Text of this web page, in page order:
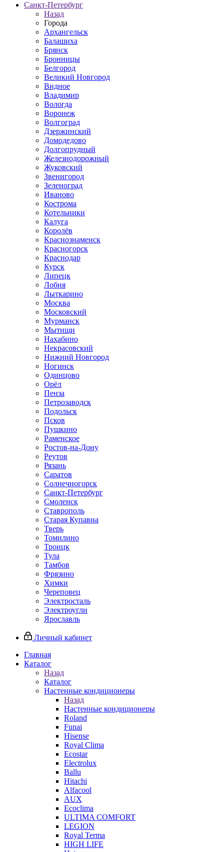
Санкт-Петербург
Назад
Города
Архангельск
Балашиха
Брянск
Бронницы
Белгород
Великий Новгород
Видное
Владимир
Вологда
Воронеж
Волгоград
Дзержинский
Домодедово
Долгопрудный
Железнодорожный
Жуковский
Звенигород
Зеленоград
Иваново
Кострома
Котельники
Калуга
Королёв
Краснознаменск
Красногорск
Краснодар
Курск
Липецк
Лобня
Лыткарино
Москва
Московский
Мурманск
Мытищи
Нахабино
Некрасовский
Нижний Новгород
Ногинск
Одинцово
Орёл
Пенза
Петрозаводск
Подольск
Псков
Пушкино
Раменское
Ростов-на-Дону
Реутов
Рязань
Саратов
Солнечногорск
Санкт-Петербург
Смоленск
Ставрополь
Старая Купавна
Тверь
Томилино
Троицк
Тула
Тамбов
Фрязино
Химки
Череповец
Электросталь
Электроугли
Ярославль
Личный кабинет
Главная
Каталог
Назад
Каталог
Настенные кондиционеры
Назад
Настенные кондиционеры
Roland
Funai
Hisense
Royal Clima
Ecostar
Electrolux
Ballu
Hitachi
Alfacool
AUX
Ecoclima
ULTIMA COMFORT
LEGION
Royal Terma
HIGH LIFE